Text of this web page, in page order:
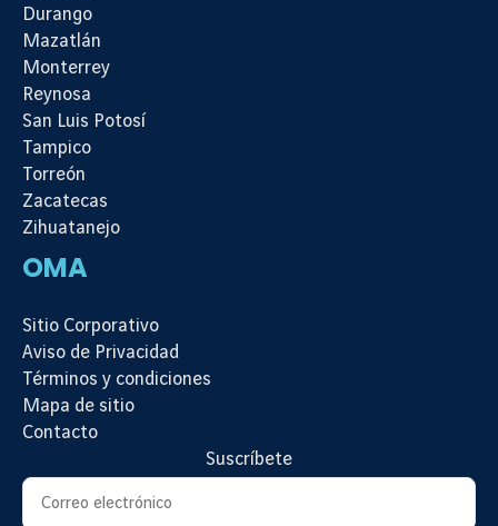
Durango
Mazatlán
Monterrey
Reynosa
San Luis Potosí
Tampico
Torreón
Zacatecas
Zihuatanejo
OMA
Sitio Corporativo
Aviso de Privacidad
Términos y condiciones
Mapa de sitio
Contacto
Suscríbete
Suscripción al newsletter
Correo electrónico